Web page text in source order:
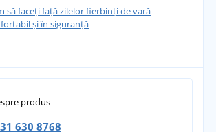
să faceți față zilelor fierbinți de vară
și în siguranță
produs
31 630 8768